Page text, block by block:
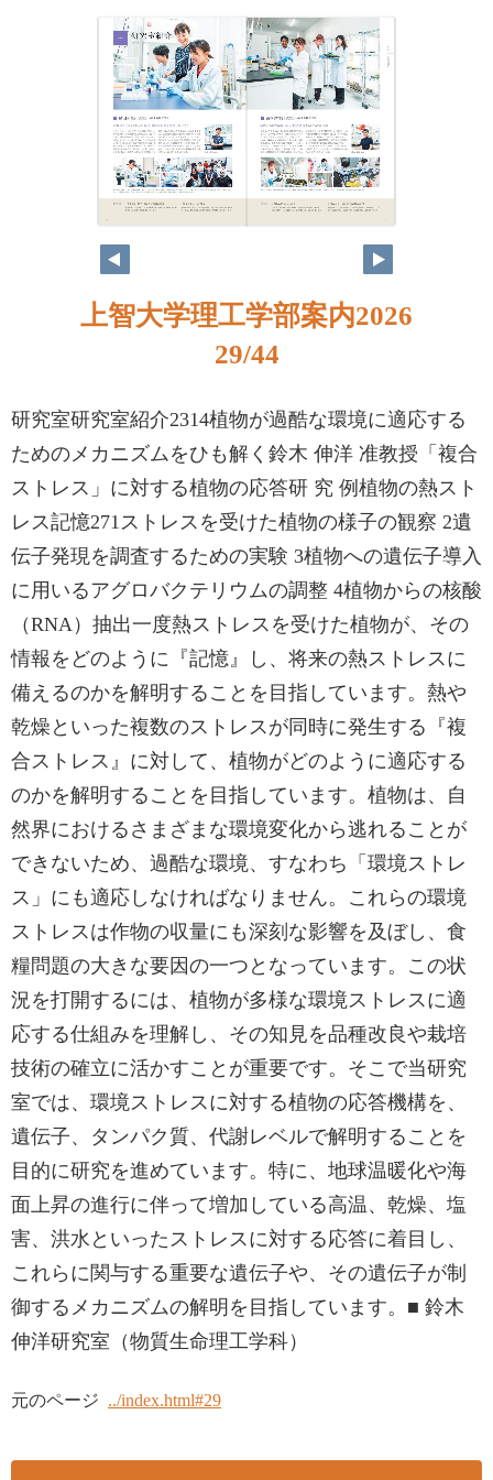
上智大学理工学部案内2026
29/44
研究室研究室紹介2314植物が過酷な環境に適応する
ためのメカニズムをひも解く鈴木 伸洋 准教授「複合
ストレス」に対する植物の応答研 究 例植物の熱スト
レス記憶271ストレスを受けた植物の様子の観察 2遺
伝子発現を調査するための実験 3植物への遺伝子導入
に用いるアグロバクテリウムの調整 4植物からの核酸
（RNA）抽出一度熱ストレスを受けた植物が、その
情報をどのように『記憶』し、将来の熱ストレスに
備えるのかを解明することを目指しています。熱や
乾燥といった複数のストレスが同時に発生する『複
合ストレス』に対して、植物がどのように適応する
のかを解明することを目指しています。植物は、自
然界におけるさまざまな環境変化から逃れることが
できないため、過酷な環境、すなわち「環境ストレ
ス」にも適応しなければなりません。これらの環境
ストレスは作物の収量にも深刻な影響を及ぼし、食
糧問題の大きな要因の一つとなっています。この状
況を打開するには、植物が多様な環境ストレスに適
応する仕組みを理解し、その知見を品種改良や栽培
技術の確立に活かすことが重要です。そこで当研究
室では、環境ストレスに対する植物の応答機構を、
遺伝子、タンパク質、代謝レベルで解明することを
目的に研究を進めています。特に、地球温暖化や海
面上昇の進行に伴って増加している高温、乾燥、塩
害、洪水といったストレスに対する応答に着目し、
これらに関与する重要な遺伝子や、その遺伝子が制
御するメカニズムの解明を目指しています。■ 鈴木
伸洋研究室（物質生命理工学科）
元のページ ../index.html#29